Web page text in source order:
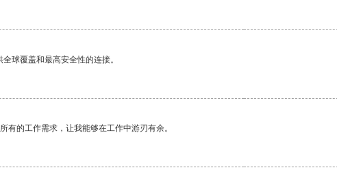
球覆盖和最高安全性的连接。
有的工作需求，让我能够在工作中游刃有余。